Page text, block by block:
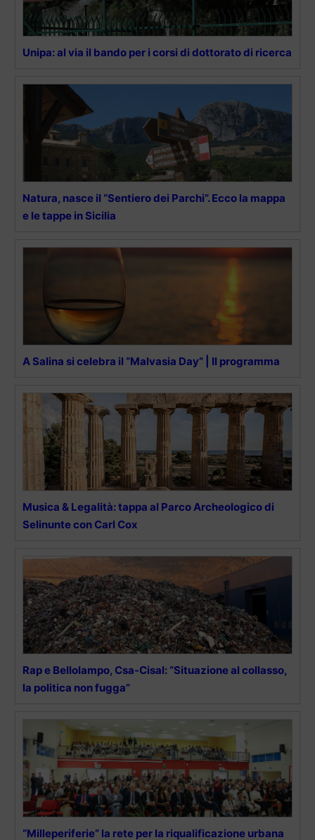
Unipa: al via il bando per i corsi di dottorato di ricerca
Natura, nasce il “Sentiero dei Parchi”. Ecco la mappa
e le tappe in Sicilia
A Salina si celebra il “Malvasia Day” | Il programma
Musica & Legalità: tappa al Parco Archeologico di
Selinunte con Carl Cox
Rap e Bellolampo, Csa-Cisal: “Situazione al collasso,
la politica non fugga”
“Milleperiferie” la rete per la riqualificazione urbana